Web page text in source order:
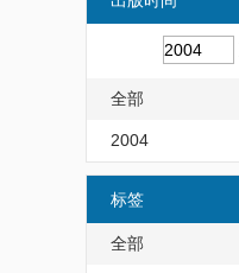
全部
2004
标签
全部